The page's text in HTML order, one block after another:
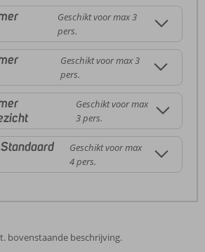
Geschikt voor max 3
pers.
Geschikt voor max 3
pers.
Geschikt voor max
3 pers.
Geschikt voor max
4 pers.
bovenstaande beschrijving.